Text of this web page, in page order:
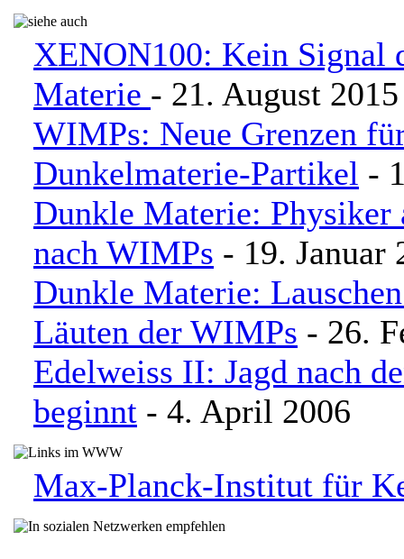
XENON100: Kein Signal
Materie - 21. August 2015
WIMPs: Neue Grenzen
Dunkelmaterie-Partikel -
Dunkle Materie: Physiker
nach WIMPs - 19. Januar
Dunkle Materie:
Läuten der WIMPs - 26.
Edelweiss II: Jagd nach
beginnt - 4. April 2006
Max-Planck-Institut für